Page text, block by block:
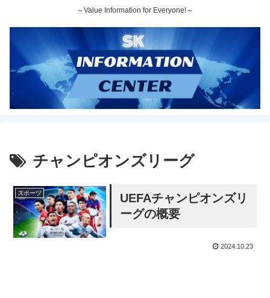
～Value Information for Everyone!～
チャンピオンズリーグ
スポーツ
UEFAチャンピオンズリ
ーグの概要
2024.10.23